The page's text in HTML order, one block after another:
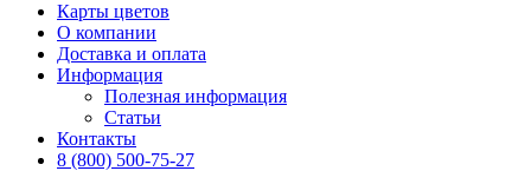
Карты цветов
О компании
Доставка и оплата
Информация
Полезная информация
Статьи
Контакты
8 (800) 500-75-27